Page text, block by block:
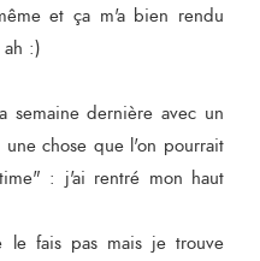
et ça m'a bien rendu
:)
semaine dernière avec un
une chose que l'on pourrait
: j'ai rentré mon haut
le fais pas mais je trouve